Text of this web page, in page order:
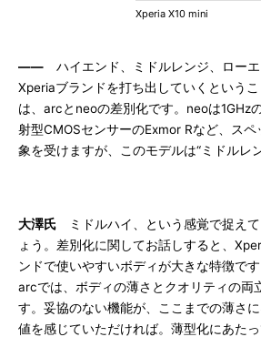
Xperia X10 mini
―― ハイエンド、ミドルレンジ、ロー
Xperiaブランドを打ち出していくという
は、arcとneoの差別化です。neoは1GHz
射型CMOSセンサーのExmor Rなど、ス
象を受けますが、このモデルは“ミドルレ
大澤氏 ミドルハイ、という感覚で捉え
ょう。差別化に関してお話しすると、
ンドで使いやすいボディが大きな特徴で
arcでは、ボディの薄さとクオリティの両
す。妥協のない機能が、ここまでの薄さ
値を感じていただければ。薄型化にあた